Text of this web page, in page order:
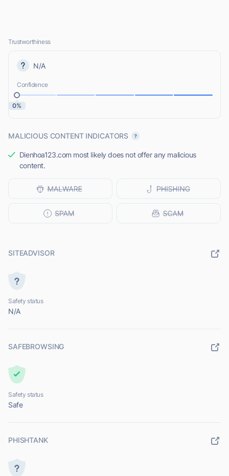
Trustworthiness
N/A
Confidence
0%
MALICIOUS CONTENT INDICATORS
Dienhoa123.com most likely does not offer any malicious
content.
SITEADVISOR
Safety status
N/A
SAFEBROWSING
Safety status
Safe
PHISHTANK